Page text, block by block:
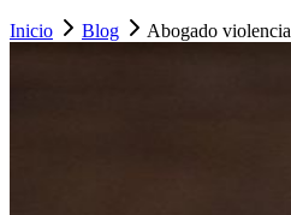
Inicio Blog Abogado